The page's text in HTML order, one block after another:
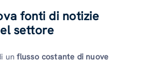
fonti di notizie
settore
unflusso costante di nuove